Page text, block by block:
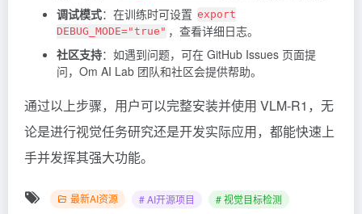
调试模式：在训练时可设置 export
DEBUG_MODE="true" ，查看详细日志。
社区支持：如遇到问题，可在 GitHub Issues 页面提
问，Om AI Lab 团队和社区会提供帮助。
通过以上步骤，用户可以完整安装并使用 VLM-R1，无
论是进行视觉任务研究还是开发实际应用，都能快速上
手并发挥其强大功能。
最新AI资源 # AI开源项目 # 视觉目标检测